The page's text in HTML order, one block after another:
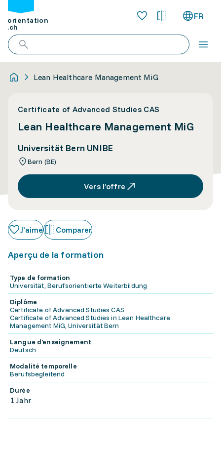
orientation
.ch
FR
Lean Healthcare Management MiG
Certificate of Advanced Studies CAS
Lean Healthcare Management MiG
Universität Bern UNIBE
Bern (BE)
Vers l’offre
J'aime Comparer
Aperçu de la formation
Type de formation
Universität, Berufsorientierte Weiterbildung
Diplôme
Certificate of Advanced Studies CAS
Certificate of Advanced Studies in Lean Healthcare
Management MiG, Universität Bern
Langue d'enseignement
Deutsch
Modalité temporelle
Berufsbegleitend
Durée
1 Jahr